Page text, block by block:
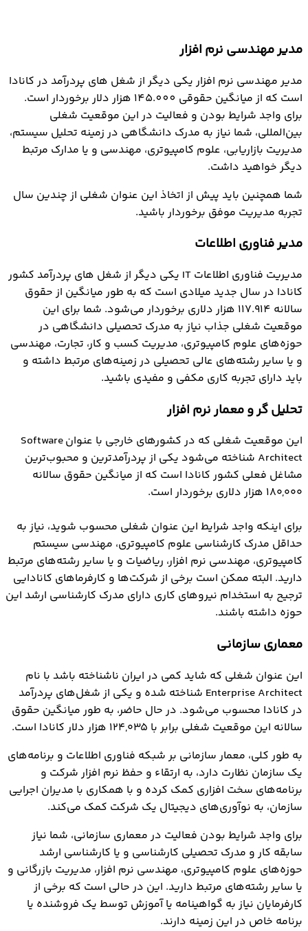
مدیر مهندسی نرم افزار
مدیر مهندسی نرم افزار یکی دیگر از شغل های پردرآمد در کانادا
است که از میانگین حقوقی 145.000 هزار دلار برخوردار است.
برای واجد شرایط بودن و فعالیت در این موقعیت شغلی
بین‌المللی، شما نیاز به مدرک دانشگاهی در زمینه تحلیل سیستم،
مدیریت بازاریابی، علوم کامپیوتری، مهندسی و یا مدارک مرتبط
دیگر خواهید داشت.
شما همچنین باید پیش از اتخاذ این عنوان شغلی از چندین سال
تجربه مدیریت موفق برخوردار باشید.
مدیر فناوری اطلاعات
مدیریت فناوری اطلاعات IT یکی دیگر از شغل های پردرآمد کشور
کانادا در سال جدید میلادی است که به طور میانگین از حقوق
سالانه 117.914 هزار دلاری برخوردار می‌شود. شما برای این
موقعیت شغلی جذاب نیاز به مدرک تحصیلی دانشگاهی در
حوزه‌های علوم کامپیوتری، مدیریت کسب و کار، تجارت، مهندسی
و یا سایر رشته‌های عالی تحصیلی در زمینه‌های مرتبط داشته و
باید دارای تجربه کاری مکفی و مفیدی باشید.
تحلیل گر و معمار نرم افزار
این موقعیت شغلی که در کشورهای خارجی با عنوان Software
Architect شناخته می‌شود یکی از پردرآمدترین و محبوب‌ترین
مشاغل فعلی کشور کانادا است که از میانگین حقوق سالانه
۱۸۰,۰۰۰ هزار دلاری برخوردار است.
برای اینکه واجد شرایط این عنوان شغلی محسوب شوید، نیاز به
حداقل مدرک کارشناسی علوم کامپیوتری، مهندسی سیستم
کامپیوتری، مهندسی نرم افزار، ریاضیات و یا سایر رشته‌های مرتبط
دارید. البته ممکن است برخی از شرکت‌ها و کارفرماهای کانادایی
ترجیح به استخدام نیروهای کاری دارای مدرک کارشناسی ارشد این
حوزه داشته باشند.
معماری سازمانی
این عنوان شغلی که شاید کمی در ایران ناشناخته باشد با نام
Enterprise Architect شناخته شده و یکی از شغل‌های پردرآمد
در کانادا محسوب می‌شود. در حال حاضر، به طور میانگین حقوق
سالانه این موقعیت شغلی برابر با ۱۲۴,۰۳۵ هزار دلار کانادا است.
به طور کلی، معمار سازمانی بر شبکه فناوری اطلاعات و برنامه‎‌های
یک سازمان نظارت دارد، به ارتقاء و حفظ نرم افزار شرکت و
برنامه‌های سخت افزاری کمک کرده و با همکاری با مدیران اجرایی
سازمان، به نوآوری‌های دیجیتال یک شرکت کمک می‌کند.
برای واجد شرایط بودن فعالیت در معماری سازمانی، شما نیاز
سابقه کار و مدرک تحصیلی کارشناسی و یا کارشناسی ارشد
حوزه‌های علوم کامپیوتری، مهندسی نرم افزار، مدیریت بازرگانی و
یا سایر رشته‌های مرتبط دارید. این در حالی است که برخی از
کارفرمایان نیاز به گواهینامه یا آموزش توسط یک فروشنده یا
برنامه خاص در این زمینه دارند.